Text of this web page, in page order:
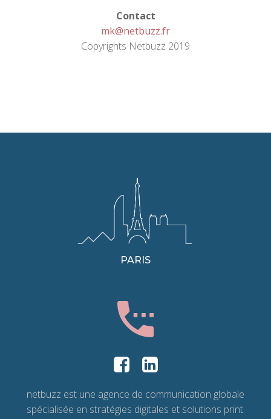
Contact
mk@netbuzz.fr
Copyrights Netbuzz 2019
PARIS
netbuzz est une agence de communication globale
spécialisée en stratégies digitales et solutions print.